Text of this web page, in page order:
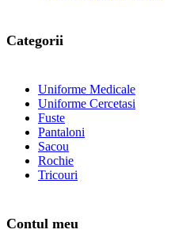
Categorii
Uniforme Medicale
Uniforme Cercetasi
Fuste
Pantaloni
Sacou
Rochie
Tricouri
Contul meu